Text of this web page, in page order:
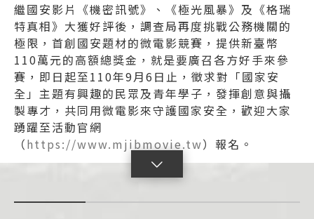
繼國安影片《機密訊號》、《極光風暴》及《格瑞
特真相》大獲好評後，調查局再度挑戰公務機關的
極限，首創國安題材的微電影競賽，提供新臺幣
110萬元的高額總獎金，就是要廣召各方好手來參
賽，即日起至110年9月6日止，徵求對「國家安
全」主題有興趣的民眾及青年學子，發揮創意與攝
製專才，共同用微電影來守護國家安全，歡迎大家
踴躍至活動官網
（https://www.mjibmovie.tw）報名。